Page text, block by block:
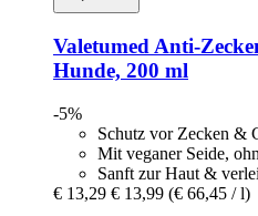
Valetumed Anti-​
Hunde, 200 ml
-5%
Schutz vor Zecken &
Mit veganer Seide,
Sanft zur Haut &
€ 13,29 € 13,99 (€ 66,45 / l)